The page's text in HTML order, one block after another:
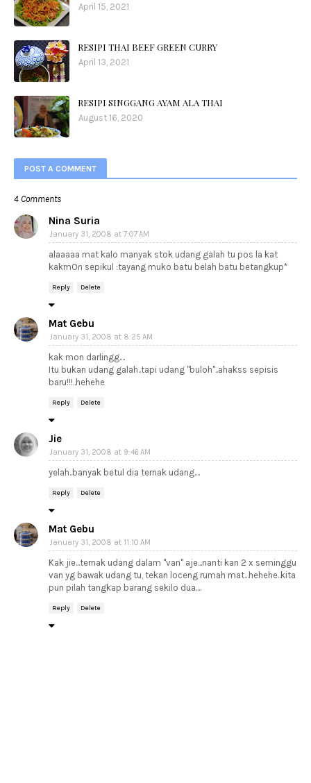
April 15, 2021
RESIPI THAI BEEF GREEN CURRY
April 13, 2021
RESIPI SINGGANG AYAM ALA THAI
August 16, 2020
POST A COMMENT
4 Comments
Nina Suria
January 31, 2008 at 7:07 AM
alaaaaa mat kalo manyak stok udang galah tu pos la kat
kakmOn sepikul :tayang muko batu belah batu betangkup*
Reply Delete
Mat Gebu
January 31, 2008 at 8:25 AM
kak mon darlingg....
Itu bukan udang galah..tapi udang "buloh"..ahakss sepisis
baru!!!..hehehe
Reply Delete
Jie
January 31, 2008 at 9:46 AM
yelah..banyak betul dia ternak udang....
Reply Delete
Mat Gebu
January 31, 2008 at 11:10 AM
Kak jie...ternak udang dalam "van" aje...nanti kan 2 x seminggu
van yg bawak udang tu, tekan loceng rumah mat...hehehe..kita
pun pilah tangkap barang sekilo dua....
Reply Delete